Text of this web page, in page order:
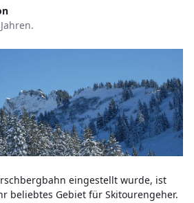
eingestellt wurde, ist
beliebtes Gebiet für Skitourengeher.